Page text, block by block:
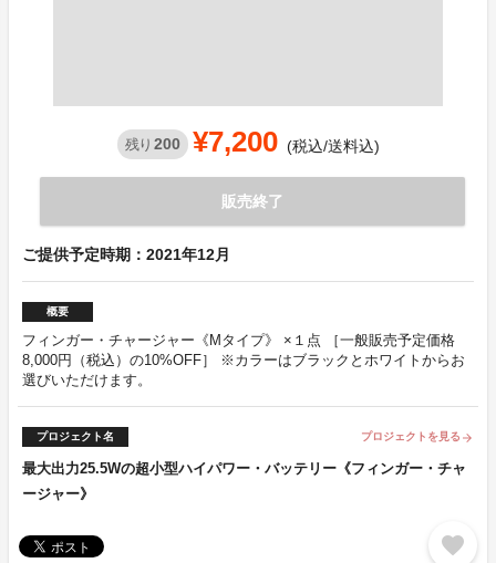
残り 200 ¥7,200 (税込/送料込)
販売終了
ご提供予定時期：2021年12月
概要
フィンガー・チャージャー《Mタイプ》 ×１点 ［一般販売予定価格
8,000円（税込）の10%OFF］ ※カラーはブラックとホワイトからお
選びいただけます。
プロジェクト名 プロジェクトを見る arrow_forward
最大出力25.5Wの超小型ハイパワー・バッテリー《フィンガー・チャ
ージャー》
favorite